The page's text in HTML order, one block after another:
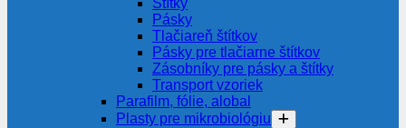
Štítky
Pásky
Tlačiareň štítkov
Pásky pre tlačiarne štítkov
Zásobníky pre pásky a štítky
Transport vzoriek
Parafilm, fólie, alobal
Plasty pre mikrobiológiu